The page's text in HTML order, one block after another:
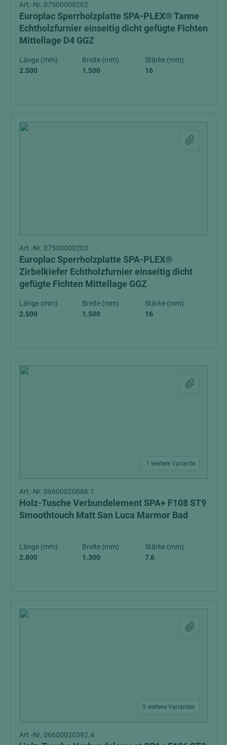
Art.-Nr. 07500000202
Europlac Sperrholzplatte SPA-PLEX® Tanne
Echtholzfurnier einseitig dicht gefügte Fichten
Mittellage D4 GGZ
Länge (mm)
2.500
Breite (mm)
1.500
Stärke (mm)
16
Art.-Nr. 07500000203
Europlac Sperrholzplatte SPA-PLEX®
Zirbelkiefer Echtholzfurnier einseitig dicht
gefügte Fichten Mittellage GGZ
Länge (mm)
2.500
Breite (mm)
1.500
Stärke (mm)
16
1 weitere Variante
Art.-Nr. 06600020686.1
Holz-Tusche Verbundelement SPA+ F108 ST9
Smoothtouch Matt San Luca Marmor Bad
Länge (mm)
2.800
Breite (mm)
1.300
Stärke (mm)
7,6
3 weitere Varianten
Art.-Nr. 06600020592.4